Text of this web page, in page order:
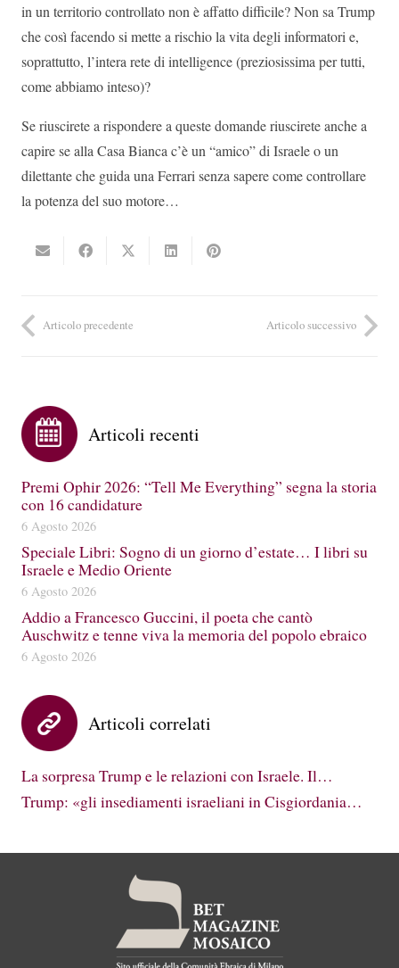
in un territorio controllato non è affatto difficile? Non sa Trump
che così facendo si mette a rischio la vita degli informatori e,
soprattutto, l’intera rete di intelligence (preziosissima per tutti,
come abbiamo inteso)?
Se riuscirete a rispondere a queste domande riuscirete anche a
capire se alla Casa Bianca c’è un “amico” di Israele o un
dilettante che guida una Ferrari senza sapere come controllare
la potenza del suo motore…
Articolo precedente Articolo successivo
Articoli recenti
Premi Ophir 2026: “Tell Me Everything” segna la storia
con 16 candidature
6 Agosto 2026
Speciale Libri: Sogno di un giorno d’estate… I libri su
Israele e Medio Oriente
6 Agosto 2026
Addio a Francesco Guccini, il poeta che cantò
Auschwitz e tenne viva la memoria del popolo ebraico
6 Agosto 2026
Articoli correlati
La sorpresa Trump e le relazioni con Israele. Il…
Trump: «gli insediamenti israeliani in Cisgiordania…